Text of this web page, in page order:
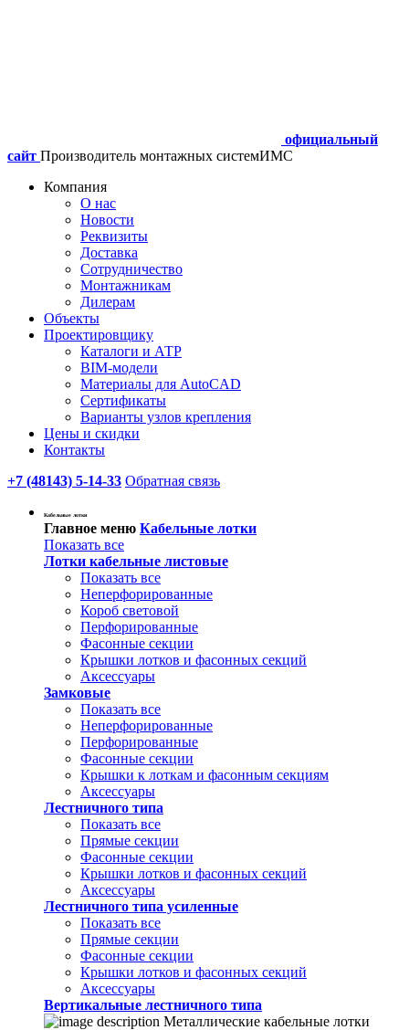
официальный
сайт Производитель монтажных системИМС
Компания
О нас
Новости
Реквизиты
Доставка
Сотрудничество
Монтажникам
Дилерам
Объекты
Проектировщику
Каталоги и АТР
BIM-модели
Материалы для AutoCAD
Сертификаты
Варианты узлов крепления
Цены и скидки
Контакты
+7 (48143) 5-14-33 Обратная связь
Кабельные лотки
Главное меню Кабельные лотки
Показать все
Лотки кабельные листовые
Показать все
Неперфорированные
Короб световой
Перфорированные
Фасонные секции
Крышки лотков и фасонных секций
Аксессуары
Замковые
Показать все
Неперфорированные
Перфорированные
Фасонные секции
Крышки к лоткам и фасонным секциям
Аксессуары
Лестничного типа
Показать все
Прямые секции
Фасонные секции
Крышки лотков и фасонных секций
Аксессуары
Лестничного типа усиленные
Показать все
Прямые секции
Фасонные секции
Крышки лотков и фасонных секций
Аксессуары
Вертикальные лестничного типа
Металлические кабельные лотки